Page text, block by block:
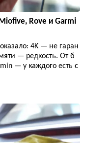
Rove и Garmi
4K — не гаран
— редкость. От б
— у каждого есть с